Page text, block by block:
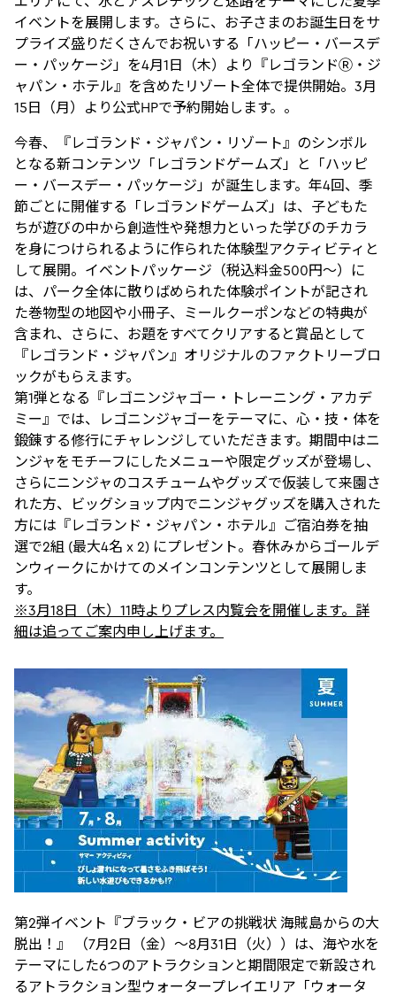
イベントを展開します。さらに、お子さまのお誕生日をサ
プライズ盛りだくさんでお祝いする「ハッピー・バースデ
ー・パッケージ」を4月1日（木）より『レゴランドⓇ・ジ
ャパン・ホテル』を含めたリゾート全体で提供開始。3月
15日（月）より公式HPで予約開始します。。
今春、『レゴランド・ジャパン・リゾート』のシンボル
となる新コンテンツ「レゴランドゲームズ」と「ハッピ
ー・バースデー・パッケージ」が誕生します。年4回、季
節ごとに開催する「レゴランドゲームズ」は、子どもた
ちが遊びの中から創造性や発想力といった学びのチカラ
を身につけられるように作られた体験型アクティビティと
して展開。イベントパッケージ（税込料金500円～）に
は、パーク全体に散りばめられた体験ポイントが記され
た巻物型の地図や小冊子、ミールクーポンなどの特典が
含まれ、さらに、お題をすべてクリアすると賞品として
『レゴランド・ジャパン』オリジナルのファクトリーブロ
ックがもらえます。
第1弾となる『レゴニンジャゴー・トレーニング・アカデ
ミー』では、レゴニンジャゴーをテーマに、心・技・体を
鍛錬する修行にチャレンジしていただきます。期間中はニ
ンジャをモチーフにしたメニューや限定グッズが登場し、
さらにニンジャのコスチュームやグッズで仮装して来園さ
れた方、ビッグショップ内でニンジャグッズを購入された
方には『レゴランド・ジャパン・ホテル』ご宿泊券を抽
選で2組 (最大4名 x 2) にプレゼント。春休みからゴールデ
ンウィークにかけてのメインコンテンツとして展開しま
す。
※3月18日（木）11時よりプレス内覧会を開催します。詳
細は追ってご案内申し上げます。
第2弾イベント『ブラック・ビアの挑戦状 海賊島からの大
脱出！』 （7月2日（金）～8月31日（火））は、海や水を
テーマにした6つのアトラクションと期間限定で新設され
るアトラクション型ウォータープレイエリア「ウォータ